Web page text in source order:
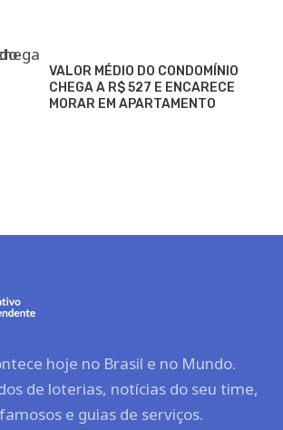
VALOR MÉDIO DO CONDOMÍNIO
CHEGA A R$ 527 E ENCARECE
MORAR EM APARTAMENTO
hoje no Brasil e no Mundo.
de loterias, notícias do seu time,
e guias de serviços.